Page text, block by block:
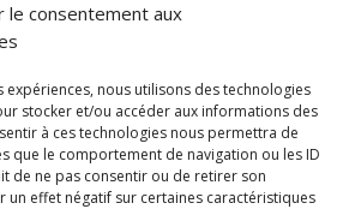
le consentement aux
nous utilisons des technologies
stocker et/ou accéder aux informations des
à ces technologies nous permettra de
que le comportement de navigation ou les ID
de ne pas consentir ou de retirer son
un effet négatif sur certaines caractéristiques